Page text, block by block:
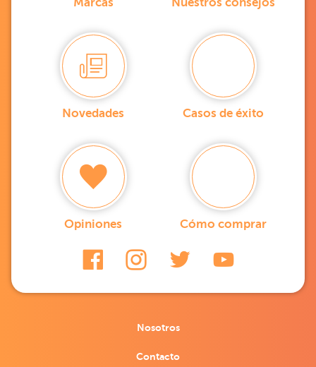
Marcas Nuestros consejos
Novedades Casos de éxito
Opiniones Cómo comprar
Nosotros
Contacto